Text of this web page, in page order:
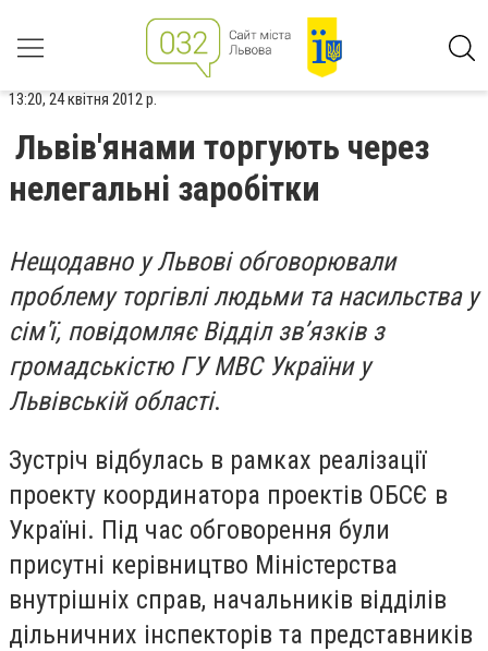
13:20, 24 квітня 2012 р.
Львів'янами торгують через
нелегальні заробітки
Нещодавно у Львові обговорювали
проблему торгівлі людьми та насильства у
сім'ї, повідомляє Відділ зв’язків з
громадськістю ГУ МВС України у
Львівській області.
Зустріч відбулась в рамках реалізації
проекту координатора проектів ОБСЄ в
Україні. Під час обговорення були
присутні керівництво Міністерства
внутрішніх справ, начальників відділів
дільничних інспекторів та представників